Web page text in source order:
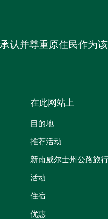
认并尊重原住民作为
在此网站上
目的地
推荐活动
新南威尔士州公路旅行
活动
住宿
优惠